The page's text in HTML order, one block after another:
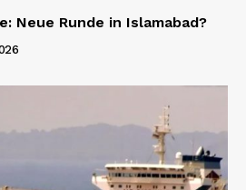
Neue Runde in Islamabad?